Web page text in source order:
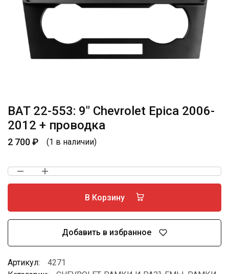
BAT 22-553: 9″ Chevrolet Epica 2006-
2012 + проводка
2 700₽ (1 в наличии)
В Корзину
Добавить в избранное
Артикул:
4271